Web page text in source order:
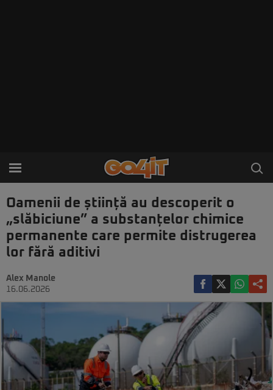
Oamenii de știință au descoperit o
„slăbiciune” a substanțelor chimice
permanente care permite distrugerea
lor fără aditivi
Alex Manole
16.06.2026